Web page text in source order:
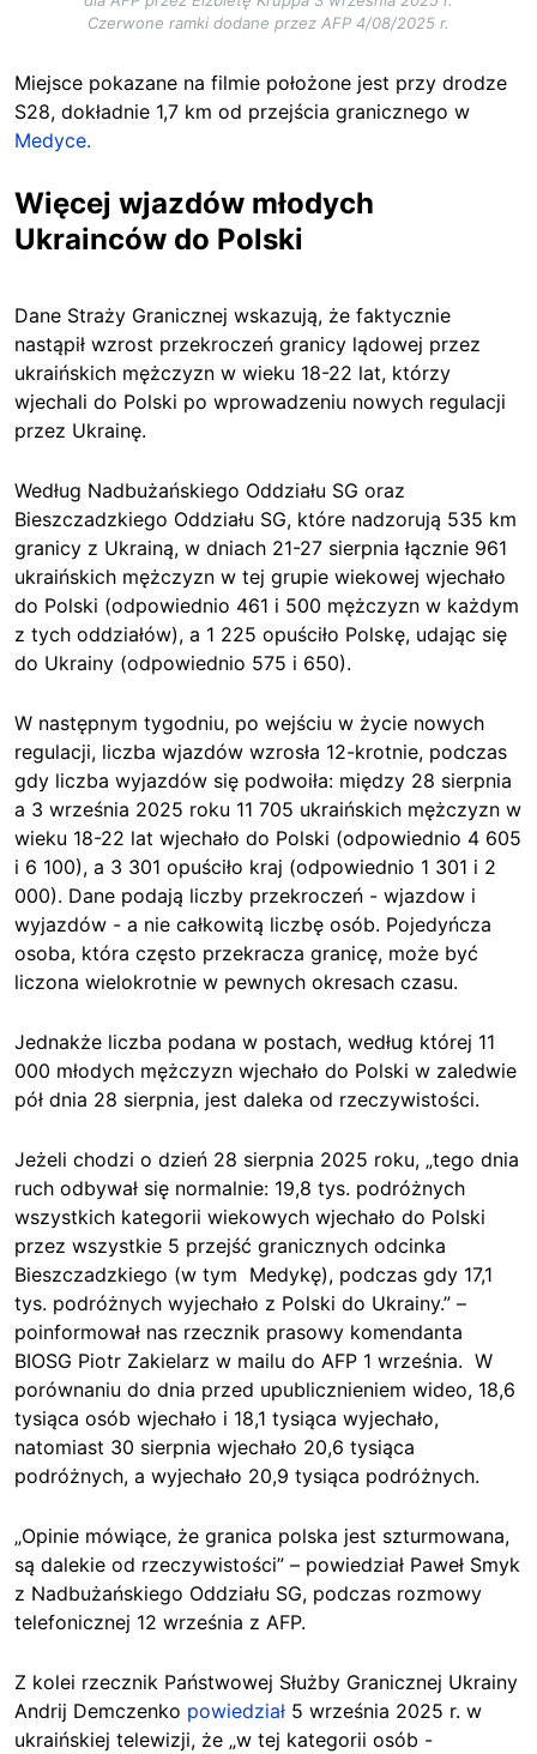
Czerwone ramki dodane przez AFP 4/08/2025 r.
Miejsce pokazane na filmie położone jest przy drodze
S28, dokładnie 1,7 km od przejścia granicznego w
Medyce.
Więcej wjazdów młodych
Ukrainców do Polski
Dane Straży Granicznej wskazują, że faktycznie
nastąpił wzrost przekroczeń granicy lądowej przez
ukraińskich mężczyzn w wieku 18-22 lat, którzy
wjechali do Polski po wprowadzeniu nowych regulacji
przez Ukrainę.
Według Nadbużańskiego Oddziału SG oraz
Bieszczadzkiego Oddziału SG, które nadzorują 535 km
granicy z Ukrainą, w dniach 21-27 sierpnia łącznie 961
ukraińskich mężczyzn w tej grupie wiekowej wjechało
do Polski (odpowiednio 461 i 500 mężczyzn w każdym
z tych oddziałów), a 1 225 opuściło Polskę, udając się
do Ukrainy (odpowiednio 575 i 650).
W następnym tygodniu, po wejściu w życie nowych
regulacji, liczba wjazdów wzrosła 12-krotnie, podczas
gdy liczba wyjazdów się podwoiła: między 28 sierpnia
a 3 września 2025 roku 11 705 ukraińskich mężczyzn w
wieku 18-22 lat wjechało do Polski (odpowiednio 4 605
i 6 100), a 3 301 opuściło kraj (odpowiednio 1 301 i 2
000). Dane podają liczby przekroczeń - wjazdow i
wyjazdów - a nie całkowitą liczbę osób. Pojedyńcza
osoba, która często przekracza granicę, może być
liczona wielokrotnie w pewnych okresach czasu.
Jednakże liczba podana w postach, według której 11
000 młodych mężczyzn wjechało do Polski w zaledwie
pół dnia 28 sierpnia, jest daleka od rzeczywistości.
Jeżeli chodzi o dzień 28 sierpnia 2025 roku, „tego dnia
ruch odbywał się normalnie: 19,8 tys. podróżnych
wszystkich kategorii wiekowych wjechało do Polski
przez wszystkie 5 przejść granicznych odcinka
Bieszczadzkiego (w tym Medykę), podczas gdy 17,1
tys. podróżnych wyjechało z Polski do Ukrainy.” –
poinformował nas rzecznik prasowy komendanta
BIOSG Piotr Zakielarz w mailu do AFP 1 września. W
porównaniu do dnia przed upublicznieniem wideo, 18,6
tysiąca osób wjechało i 18,1 tysiąca wyjechało,
natomiast 30 sierpnia wjechało 20,6 tysiąca
podróżnych, a wyjechało 20,9 tysiąca podróżnych.
„Opinie mówiące, że granica polska jest szturmowana,
są dalekie od rzeczywistości” – powiedział Paweł Smyk
z Nadbużańskiego Oddziału SG, podczas rozmowy
telefonicznej 12 września z AFP.
Z kolei rzecznik Państwowej Służby Granicznej Ukrainy
Andrij Demczenko powiedział 5 września 2025 r. w
ukraińskiej telewizji, że „w tej kategorii osób -